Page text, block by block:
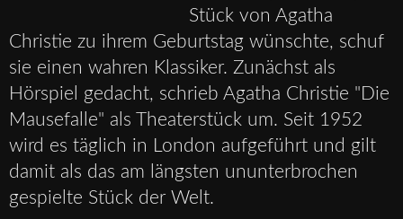
Stück von Agatha
Christie zu ihrem Geburtstag wünschte, schuf
sie einen wahren Klassiker. Zunächst als
Hörspiel gedacht, schrieb Agatha Christie "Die
Mausefalle" als Theaterstück um. Seit 1952
wird es täglich in London aufgeführt und gilt
damit als das am längsten ununterbrochen
gespielte Stück der Welt.